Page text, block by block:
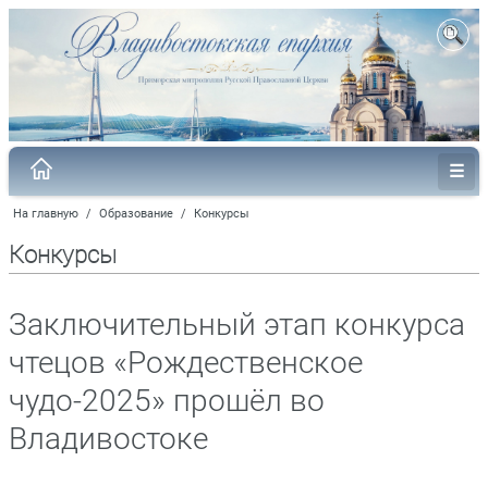
На главную / Образование / Конкурсы
Конкурсы
Заключительный этап конкурса
чтецов «Рождественское
чудо-2025» прошёл во
Владивостоке